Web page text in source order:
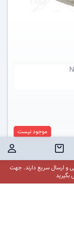
موجود نیست
خرید محصول
ارسال سریع دارند. جهت
بگیرید